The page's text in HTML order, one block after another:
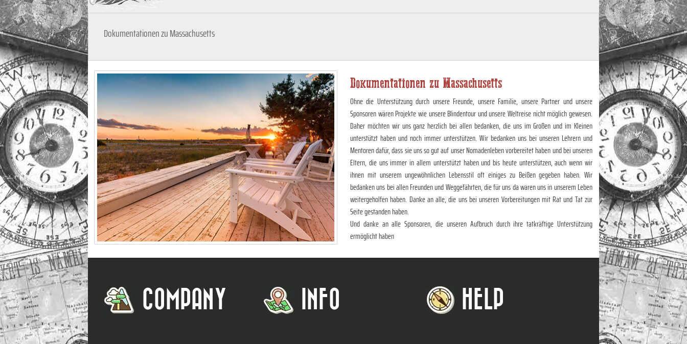
Dokumentationen zu Massachusetts
Dokumentationen zu Massachusetts
Ohne die Unterstützung durch unsere Freunde, unsere Familie, unsere Partner und unsere
Sponsoren wären Projekte wie unsere Blindentour und unsere Weltreise nicht möglich gewesen.
Daher möchten wir uns ganz herzlich bei allen bedanken, die uns im Großen und im Kleinen
unterstützt haben und noch immer unterstützen. Wir bedanken uns bei unseren Lehrern und
Mentoren dafür, dass sie uns so gut auf unser Nomadenleben vorbereitet haben und bei unseren
Eltern, die uns immer in allem unterstützt haben und bis heute unterstützen, auch wenn wir
ihnen mit unserem ungewöhnlichen Lebensstil oft einiges zu Beißen gegeben haben. Wir
bedanken uns bei allen Freunden und Weggefährten, die für uns da waren uns in unserem Leben
weitergeholfen haben. Danke an alle, die uns bei unseren Vorbereitungen mit Rat und Tat zur
Seite gestanden haben.
Und danke an alle Sponsoren, die unseren Aufbruch durch ihre tatkräftige Unterstützung
ermöglicht haben
COMPANY INFO HELP